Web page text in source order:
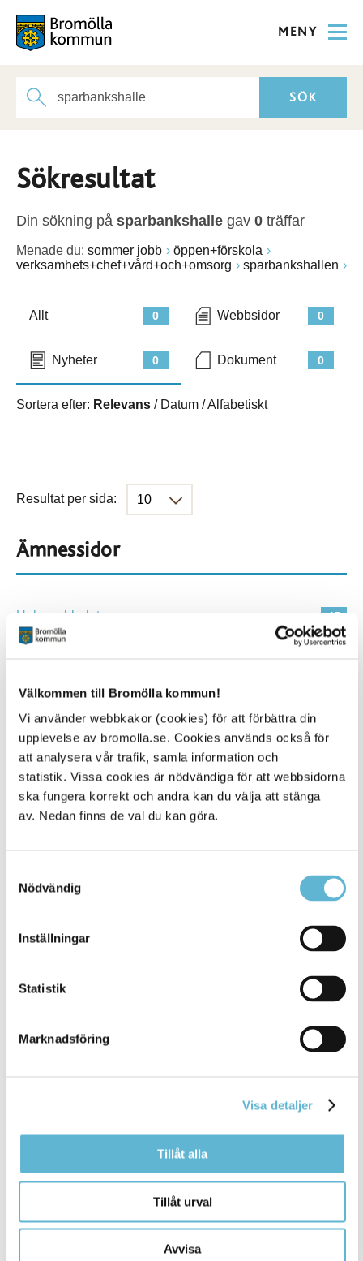
Välkommen till Bromölla kommun!
Vi använder webbkakor (cookies) för att förbättra din
upplevelse av bromolla.se. Cookies används också för
att analysera vår trafik, samla information och
statistik. Vissa cookies är nödvändiga för att webbsidorna
ska fungera korrekt och andra kan du välja att stänga
av. Nedan finns de val du kan göra.
Nödvändig
Inställningar
Statistik
Marknadsföring
Visa detaljer
Tillåt alla
Tillåt urval
Avvisa
MENY
Sökresultat
Din sökning på sparbankshalle gav 0 träffar
Menade du: sommer jobb
öppen+förskola
verksamhets+chef+vård+och+omsorg
sparbankshallen
0
Allt 0
Webbsidor
0
Nyheter 0
Dokument
Sortera efter: Relevans / Datum /Alfabetiskt
Resultat per sida:
Ämnessidor
45
Hela webbplatsen
45
Alla platser
KONTAKT
Besöksadress
Box 18, 295 21 Bromölla
Fax: 0456-82 22 00